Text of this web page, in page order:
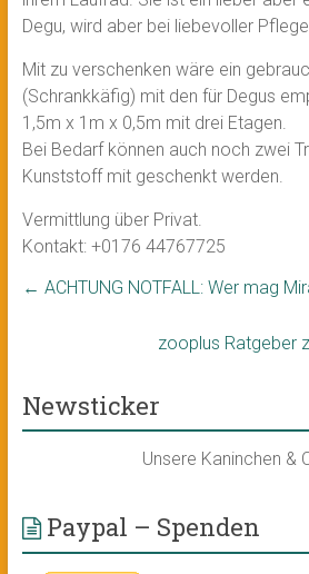
Degu, wird aber bei liebevoller
Mit zu verschenken wäre ein
(Schrankkäfig) mit den für Degus
1,5m x 1m x 0,5m mit drei Etagen.
Bei Bedarf können auch noch zwei
Kunststoff mit geschenkt werden.
Vermittlung über Privat.
Kontakt: +0176 44767725
← ACHTUNG NOTFALL: Wer mag
zooplus Ratgeber
Newsticker
Unsere Kaninchen &
Paypal – Spenden